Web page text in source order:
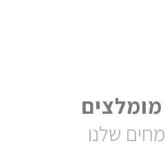
מומלצים
שלנו